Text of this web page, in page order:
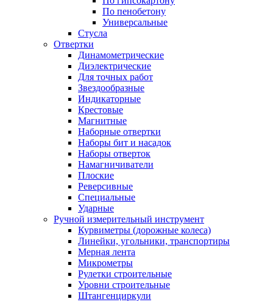
По пенобетону
Универсальные
Стусла
Отвертки
Динамометрические
Диэлектрические
Для точных работ
Звездообразные
Индикаторные
Крестовые
Магнитные
Наборные отвертки
Наборы бит и насадок
Наборы отверток
Намагничиватели
Плоские
Реверсивные
Специальные
Ударные
Ручной измерительный инструмент
Курвиметры (дорожные колеса)
Линейки, угольники, транспортиры
Мерная лента
Микрометры
Рулетки строительные
Уровни строительные
Штангенциркули